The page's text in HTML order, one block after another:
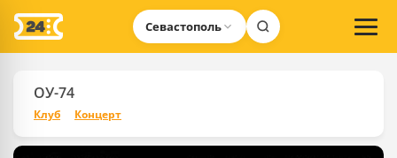
Севастополь
ОУ-74
Клуб Концерт